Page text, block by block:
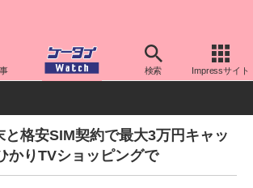
検索 Impressサイト
安スマホ/格安SIM 格安スマホ/SIMフリースマ
と格安SIM契約で最大3万円キャッ
かりTVショッピングで